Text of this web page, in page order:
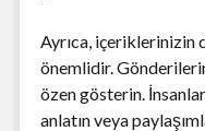
Ayrıca, içeriklerinizin
önemlidir.
özen gösterin.
anlatın veya